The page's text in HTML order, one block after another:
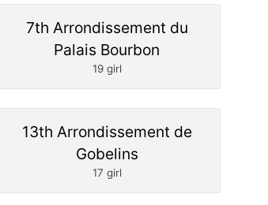
7th Arrondissement du
Palais Bourbon
19 girl
13th Arrondissement de
Gobelins
17 girl